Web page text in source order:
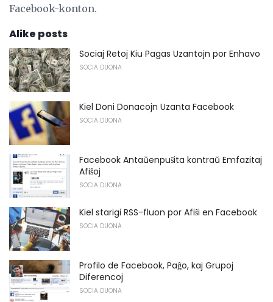
Facebook-konton.
Alike posts
Sociaj Retoj Kiu Pagas Uzantojn por Enhavo
SOCIA DUONA
Kiel Doni Donacojn Uzanta Facebook
SOCIA DUONA
Facebook Antaŭenpuŝita kontraŭ Emfazitaj
Afiŝoj
SOCIA DUONA
Kiel starigi RSS-fluon por Afiŝi en Facebook
SOCIA DUONA
Profilo de Facebook, Paĝo, kaj Grupoj
Diferencoj
SOCIA DUONA